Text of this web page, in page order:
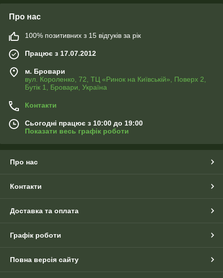
Про нас
100% позитивних з 15 відгуків за рік
Працює з 17.07.2012
м. Бровари
вул. Короленко, 72, ТЦ «Ринок на Київській», Поверх 2,
Бутік 1, Бровари, Україна
Контакти
Сьогодні працює з 10:00 до 19:00
Показати весь графік роботи
Про нас
Контакти
Доставка та оплата
Графік роботи
Повна версія сайту